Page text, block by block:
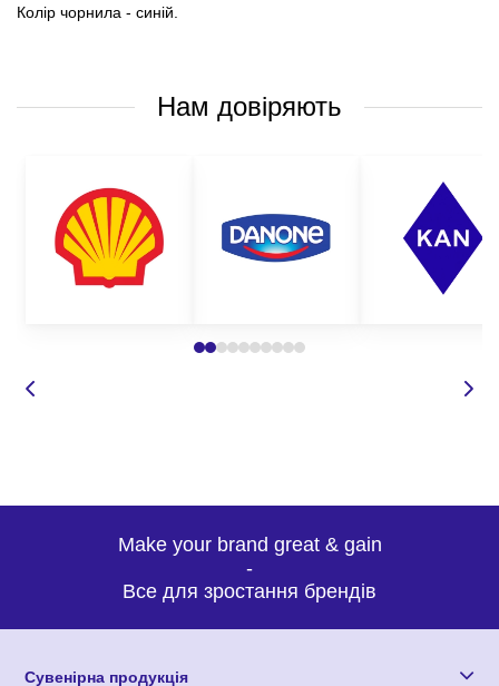
Колір чорнила - синій.
Нам довіряють
Make your brand great & gain
-
Все для зростання брендів
Сувенірна продукція